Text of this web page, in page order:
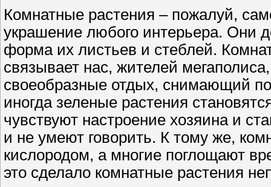
Комнатные растения – пожалуй,
украшение любого интерьера. Они
форма их листьев и стеблей.
связывает нас, жителей
своеобразные отдых, снимающий
иногда зеленые растения
чувствуют настроение хозяина и
и не умеют говорить. К тому же,
кислородом, а многие поглощают
это сделало комнатные растения